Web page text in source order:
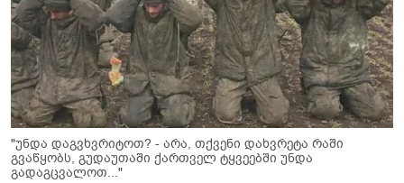
"უნდა დაგვხვრიტოთ? - არა, თქვენი დახვრეტა რაში
გვაწყობს, გუდაუთაში ქართველ ტყვეებში უნდა
გადაგცვალოთ..."